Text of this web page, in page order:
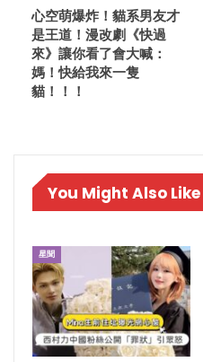
心空萌爆炸！貓系男友才
是王道！漫改劇《快過
來》讓你看了會大喊：
媽！快給我來一隻
貓！！！
You Might Also Like
星聞